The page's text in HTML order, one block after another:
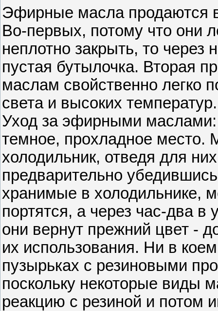
Эфирные масла продаются
Во-первых, потому что они
неплотно закрыть, то через
пустая бутылочка. Вторая
маслам свойственно легко
света и высоких температур.
Уход за эфирными
темное, прохладное место.
холодильник, отведя для
предварительно
хранимые в холодильнике,
портятся, а через час-два
они вернут прежний цвет -
их использования. Ни в
пузырьках с резиновыми
поскольку некоторые виды
реакцию с резиной и потом